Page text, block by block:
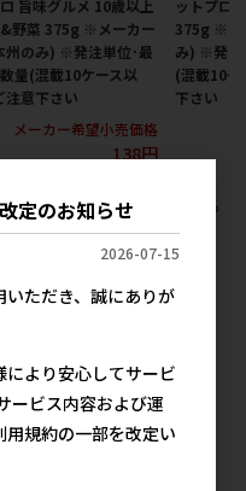
旨味グルメ 10歳以上
野菜 375g ※メーカー
州のみ) ※発注単位･最
量(混載10ケース以
注意下さい
メーカー希望小売価格
138円
ットプロ
375g ※メ
み) ※発注
(混載10ケ
下さい
350g以上の人気商品を見る
定のお知らせ
2026-07-15
ただき、誠にありが
より安心してサービ
ービス内容および運
規約の一部を改定い